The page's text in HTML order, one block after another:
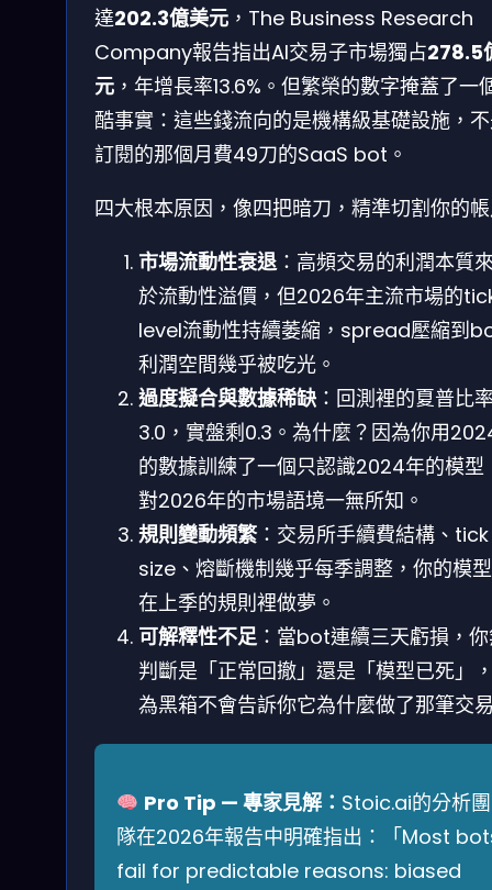
達202.3億美元 ，The Business Research
Company報告指出AI交易子市場獨占278.5
元 ，年增長率13.6%。但繁榮的數字掩蓋了一
酷事實：這些錢流向的是機構級基礎設施，
訂閱的那個月費49刀的SaaS bot。
四大根本原因，像四把暗刀，精準切割你的
市場流動性衰退：高頻交易的利潤本質
於流動性溢價，但2026年主流市場的
level流動性持續萎縮，spread壓縮到
利潤空間幾乎被吃光。
過度擬合與數據稀缺 ：回測裡的夏普比
3.0，實盤剩0.3。為什麼？因為你用
的數據訓練了一個只認識2024年的模型
對2026年的市場語境一無所知。
規則變動頻繁：交易所手續費結構、tick
size、熔斷機制幾乎每季調整，你的模
在上季的規則裡做夢。
可解釋性不足：當bot連續三天虧損，
判斷是「正常回撤」還是「模型已死」
為黑箱不會告訴你它為什麼做了那筆交
Pro Tip — 專家見解： Stoic.ai的分析團
隊在2026年報告中明確指出：「Most
fail for predictable reasons: biased